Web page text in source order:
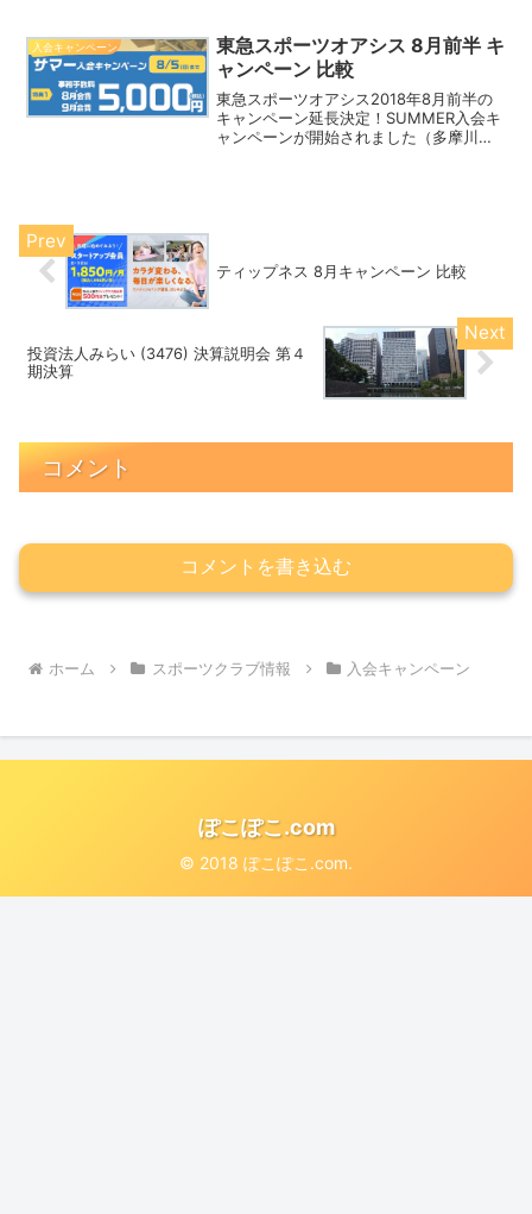
入会キャンペーン
東急スポーツオアシス 8月前半 キ
ャンペーン 比較
東急スポーツオアシス2018年8月前半の
キャンペーン延長決定！SUMMER入会キ
ャンペーンが開始されました（多摩川
ティップネス 8月キャンペーン 比較
投資法人みらい (3476) 決算説明会 第４
期決算
コメント
コメントを書き込む
ホーム スポーツクラブ情報 入会キャンペーン
ぽこぽこ.com
© 2018 ぽこぽこ.com.